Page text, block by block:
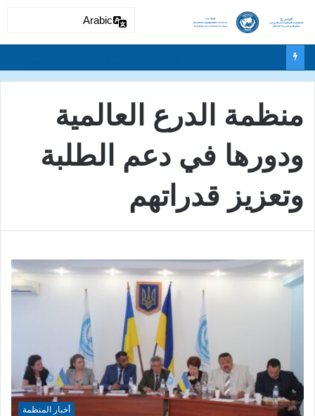
منظمة الدرع العالمية
ودورها في دعم الطلبة
وتعزيز قدراتهم
أخبار المنظمة
Arabic